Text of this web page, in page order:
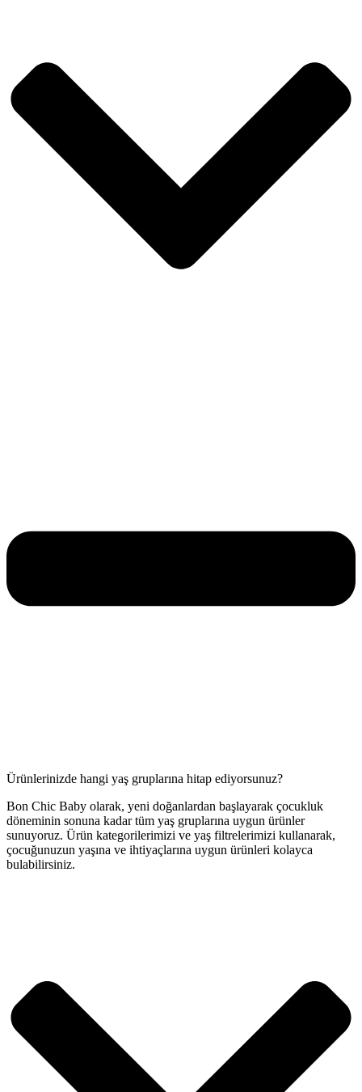
Ürünlerinizde hangi yaş gruplarına hitap ediyorsunuz?
Bon Chic Baby olarak, yeni doğanlardan başlayarak çocukluk
döneminin sonuna kadar tüm yaş gruplarına uygun ürünler
sunuyoruz. Ürün kategorilerimizi ve yaş filtrelerimizi kullanarak,
çocuğunuzun yaşına ve ihtiyaçlarına uygun ürünleri kolayca
bulabilirsiniz.